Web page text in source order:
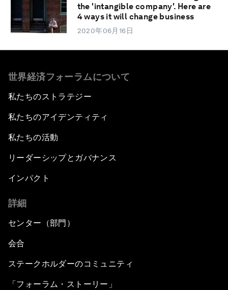
the 'intangible company'. Here are
4 ways it will change business
2020年06月16日
世界経済フォーラムについて
私たちのストラテジー
私たちのアイデンティティ
私たちの活動
リーダーシップとガバナンス
インパクト
詳細
センター（部門）
会合
ステークホルダーのコミュニティ
「フォーラム・ストーリー」